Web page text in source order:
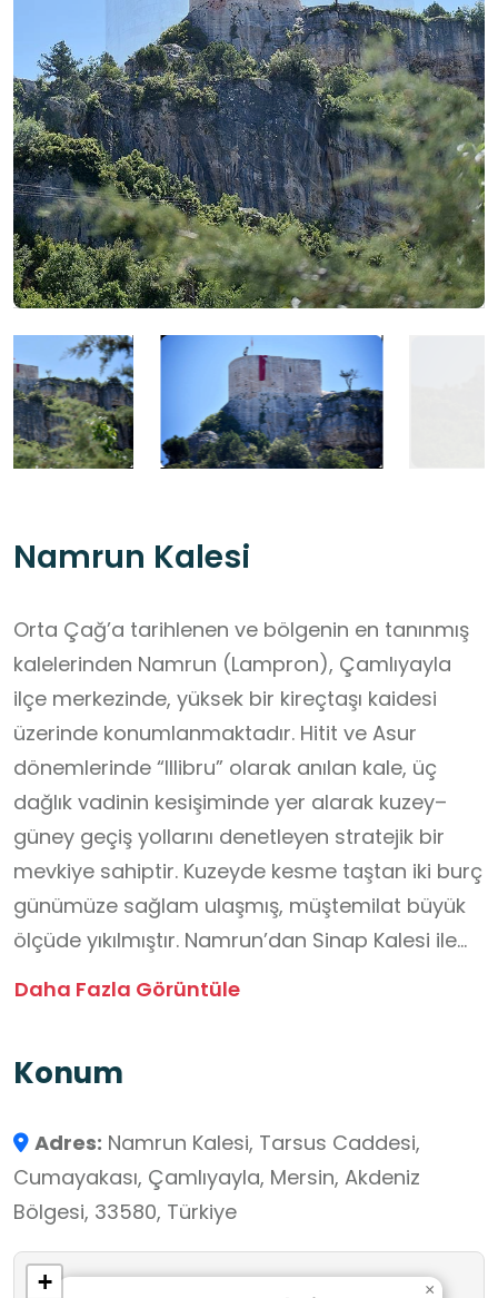
Namrun Kalesi
Orta Çağ’a tarihlenen ve bölgenin en tanınmış
kalelerinden Namrun (Lampron), Çamlıyayla
ilçe merkezinde, yüksek bir kireçtaşı kaidesi
üzerinde konumlanmaktadır. Hitit ve Asur
dönemlerinde “Illibru” olarak anılan kale, üç
dağlık vadinin kesişiminde yer alarak kuzey–
güney geçiş yollarını denetleyen stratejik bir
mevkiye sahiptir. Kuzeyde kesme taştan iki burç
günümüze sağlam ulaşmış, müştemilat büyük
ölçüde yıkılmıştır. Namrun’dan Sinap Kalesi ile
görsel hâkimiyet kurulmakta; kuzeyden Gülek’e
kontrol ettiği anlaşılmaktadır. Gülek Kalesi ve
nedeniyle kale tarih boyunca siyasi ve askerî
önem taşımış; uzun süre Hetumlar’ın idaresinde
kalmış, 14. yüzyıl sonlarında Memlük garnizonu
yerleşmiştir. Yaklaşık 330 × 150 m boyutlarındaki
yerleşme, güney ve batıda dar bir alt avlu ile
Daha Fazla Görüntüle
Konum
Adres: Namrun Kalesi, Tarsus Caddesi,
Cumayakası, Çamlıyayla, Mersin, Akdeniz
Bölgesi, 33580, Türkiye
×
+